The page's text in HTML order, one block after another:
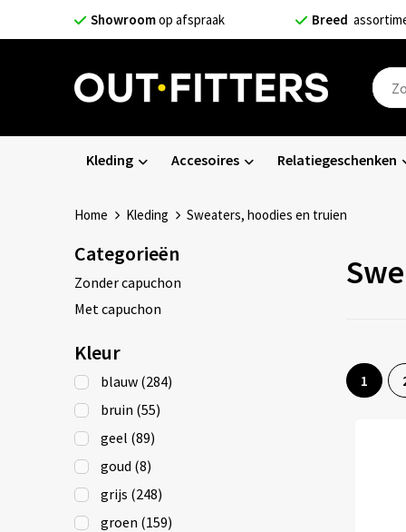
Showroomop afspraak Breed
Kleding Accesoires Relatiegeschenken
Home Kleding Sweaters, hoodies en truien
Categorieën
Zonder capuchon
Met capuchon
Kleur
blauw (284)
bruin (55)
geel (89)
goud (8)
grijs (248)
groen (159)
1